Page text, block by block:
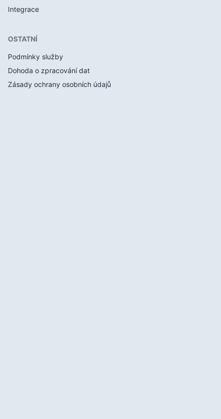
Integrace
OSTATNÍ
Podmínky služby
Dohoda o zpracování dat
Zásady ochrany osobních údajů